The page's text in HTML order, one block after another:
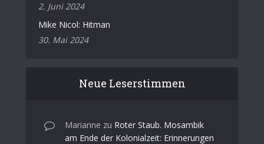
2. Juni 2024
Mike Nicol: Hitman
30. Mai 2024
Neue Leserstimmen
Marianne zu Roter Staub. Mosambik
am Ende der Kolonialzeit: Erinnerungen